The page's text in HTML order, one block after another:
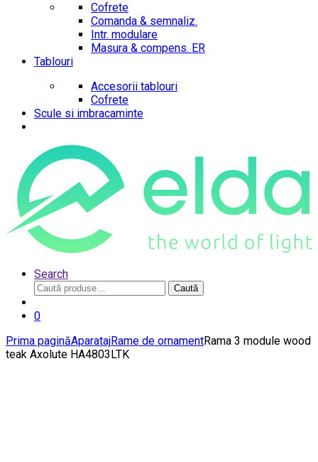
Cofrete
Comanda & semnaliz.
Intr. modulare
Masura & compens. ER
Tablouri
Accesorii tablouri
Cofrete
Scule si imbracaminte
Search
Caută
după:
Caută
0
Prima paginăAparatajRame de ornamentRama 3 module wood
teak Axolute HA4803LTK